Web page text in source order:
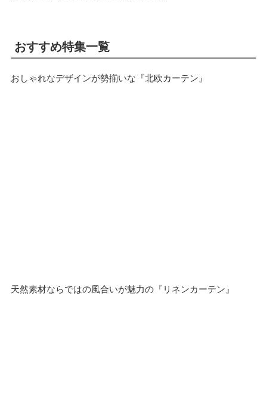
おすすめ特集一覧
おしゃれなデザインが勢揃いな『北欧カーテン』
天然素材ならではの風合いが魅力の『リネンカーテン』